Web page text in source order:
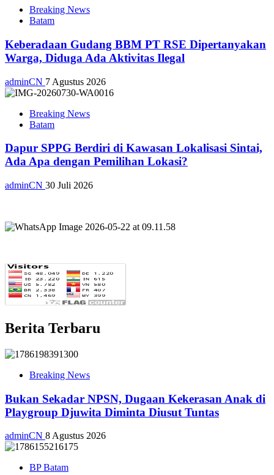
Breaking News
Batam
Keberadaan Gudang BBM PT RSE Dipertanyakan
Warga, Diduga Ada Aktivitas Ilegal
adminCN 7 Agustus 2026
Breaking News
Batam
Dapur SPPG Berdiri di Kawasan Lokalisasi Sintai,
Ada Apa dengan Pemilihan Lokasi?
adminCN 30 Juli 2026
Berita Terbaru
Breaking News
Bukan Sekadar NPSN, Dugaan Kekerasan Anak di
Playgroup Djuwita Diminta Diusut Tuntas
adminCN 8 Agustus 2026
BP Batam